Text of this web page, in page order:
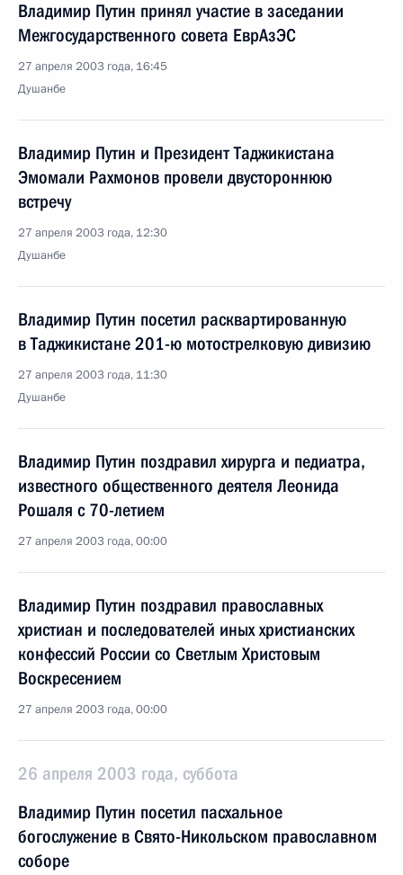
Владимир Путин принял участие в заседании
Межгосударственного совета ЕврАзЭС
27 апреля 2003 года, 16:45
Душанбе
Владимир Путин и Президент Таджикистана
Эмомали Рахмонов провели двустороннюю
встречу
27 апреля 2003 года, 12:30
Душанбе
Владимир Путин посетил расквартированную
в Таджикистане 201-ю мотострелковую дивизию
27 апреля 2003 года, 11:30
Душанбе
Владимир Путин поздравил хирурга и педиатра,
известного общественного деятеля Леонида
Рошаля с 70-летием
27 апреля 2003 года, 00:00
Владимир Путин поздравил православных
христиан и последователей иных христианских
конфессий России со Светлым Христовым
Воскресением
27 апреля 2003 года, 00:00
26 апреля 2003 года, суббота
Владимир Путин посетил пасхальное
богослужение в Свято-Никольском православном
соборе